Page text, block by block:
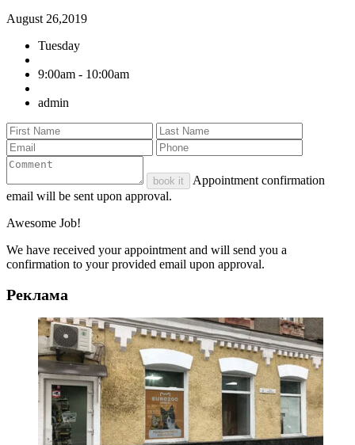
August 26,2019
Tuesday
9:00am - 10:00am
admin
book it
Appointment confirmation
email will be sent upon approval.
Awesome Job!
We have received your appointment and will send you a
confirmation to your provided email upon approval.
Реклама